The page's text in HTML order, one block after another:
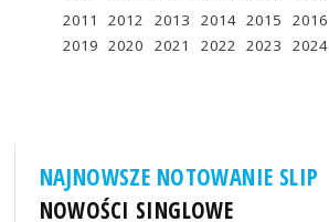
2011
2012 2013 2014 2015 2016
2019 2020 2021 2022 2023 2024
NAJNOWSZE NOTOWANIE SLIP
NOWOŚCI SINGLOWE